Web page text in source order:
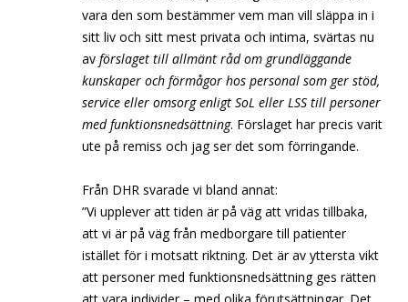
vara den som bestämmer vem man vill släppa in i
sitt liv och sitt mest privata och intima, svärtas nu
av förslaget till allmänt råd om grundläggande
kunskaper och förmågor hos personal som ger stöd,
service eller omsorg enligt SoL eller LSS till personer
med funktionsnedsättning. Förslaget har precis varit
ute på remiss och jag ser det som förringande.
Från DHR svarade vi bland annat:
”Vi upplever att tiden är på väg att vridas tillbaka,
att vi är på väg från medborgare till patienter
istället för i motsatt riktning. Det är av yttersta vikt
att personer med funktionsnedsättning ges rätten
att vara individer – med olika förutsättningar. Det